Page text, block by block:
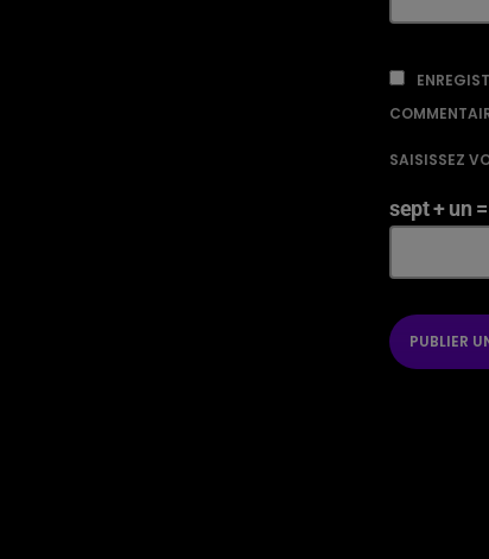
SAISISSEZ
sept + un =